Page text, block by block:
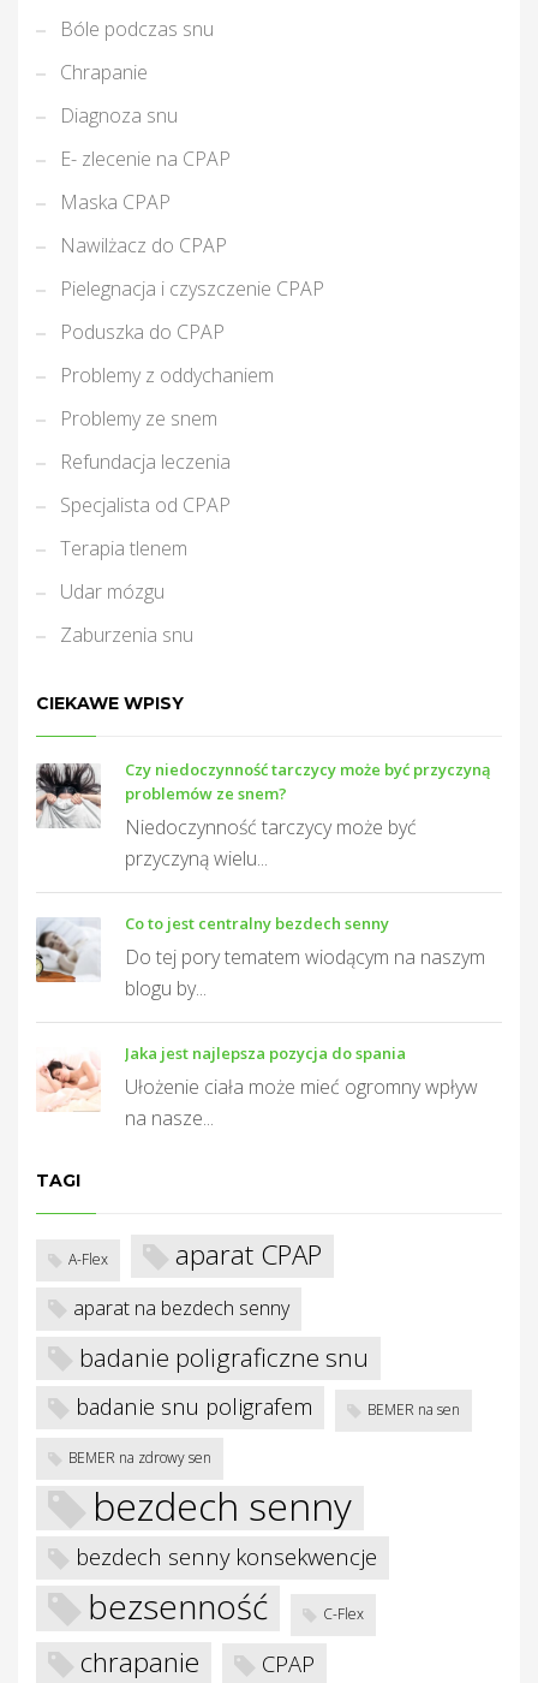
Bóle podczas snu
Chrapanie
Diagnoza snu
E- zlecenie na CPAP
Maska CPAP
Nawilżacz do CPAP
Pielegnacja i czyszczenie CPAP
Poduszka do CPAP
Problemy z oddychaniem
Problemy ze snem
Refundacja leczenia
Specjalista od CPAP
Terapia tlenem
Udar mózgu
Zaburzenia snu
CIEKAWE WPISY
Czy niedoczynność tarczycy może być przyczyną
problemów ze snem?
Niedoczynność tarczycy może być
przyczyną wielu...
Co to jest centralny bezdech senny
Do tej pory tematem wiodącym na naszym
blogu by...
Jaka jest najlepsza pozycja do spania
Ułożenie ciała może mieć ogromny wpływ
na nasze...
TAGI
A-Flex aparat CPAP
aparat na bezdech senny
badanie poligraficzne snu
badanie snu poligrafem BEMER na sen
BEMER na zdrowy sen
bezdech senny
bezdech senny konsekwencje
bezsenność C-Flex
chrapanie CPAP